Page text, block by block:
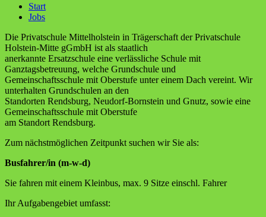
Start
Jobs
Die Privatschule Mittelholstein in Trägerschaft der Privatschule
Holstein-Mitte gGmbH ist als staatlich
anerkannte Ersatzschule eine verlässliche Schule mit
Ganztagsbetreuung, welche Grundschule und
Gemeinschaftsschule mit Oberstufe unter einem Dach vereint. Wir
unterhalten Grundschulen an den
Standorten Rendsburg, Neudorf-Bornstein und Gnutz, sowie eine
Gemeinschaftsschule mit Oberstufe
am Standort Rendsburg.
Zum nächstmöglichen Zeitpunkt suchen wir Sie als:
Busfahrer/in (m-w-d)
Sie fahren mit einem Kleinbus, max. 9 Sitze einschl. Fahrer
Ihr Aufgabengebiet umfasst: